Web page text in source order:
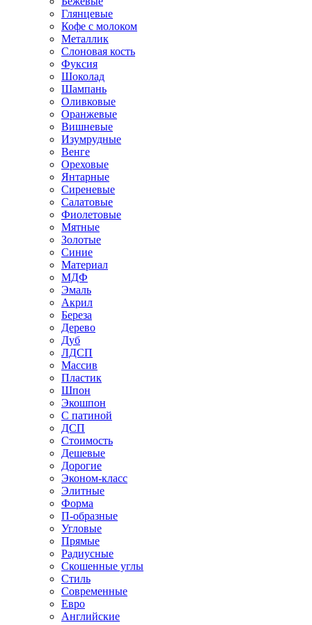
Глянцевые
Кофе с молоком
Металлик
Слоновая кость
Фуксия
Шоколад
Шампань
Оливковые
Оранжевые
Вишневые
Изумрудные
Венге
Ореховые
Янтарные
Сиреневые
Салатовые
Фиолетовые
Мятные
Золотые
Синие
Материал
МДФ
Эмаль
Акрил
Береза
Дерево
Дуб
ЛДСП
Массив
Пластик
Шпон
Экошпон
С патиной
ДСП
Стоимость
Дешевые
Дорогие
Эконом-класс
Элитные
Форма
П-образные
Угловые
Прямые
Радиусные
Скошенные углы
Стиль
Современные
Евро
Английские